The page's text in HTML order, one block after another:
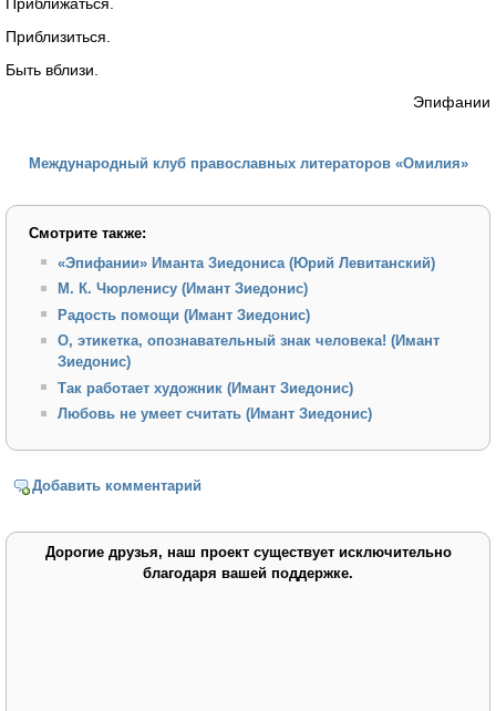
Приблизиться.
Быть вблизи.
Эпифании
Международный клуб православных литераторов «Омилия»
Смотрите также:
«Эпифании» Иманта Зиедониса (Юрий Левитанский)
М. К. Чюрленису (Имант Зиедонис)
Радость помощи (Имант Зиедонис)
О, этикетка, опознавательный знак человека! (Имант
Зиедонис)
Так работает художник (Имант Зиедонис)
Любовь не умеет считать (Имант Зиедонис)
Добавить комментарий
Дорогие друзья, наш проект существует исключительно
благодаря вашей поддержке.